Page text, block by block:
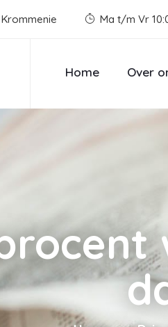
Ma t/m Vr
Home Over